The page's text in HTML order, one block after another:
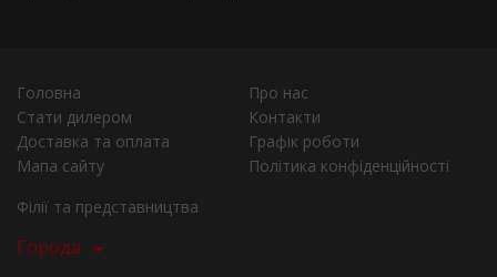
Головна
Про нас
Стати дилером
Контакти
Доставка та оплата
Графік роботи
Мапа сайту
Політика конфіденційності
Філії та представництва
Города